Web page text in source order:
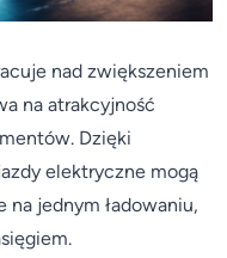
nad zwiększeniem
na atrakcyjność
Dzięki
elektryczne mogą
na jednym ładowaniu,